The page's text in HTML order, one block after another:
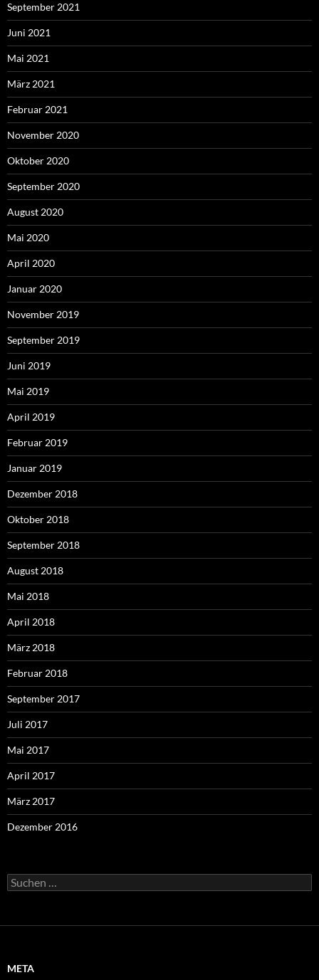
September 2021
Juni 2021
Mai 2021
März 2021
Februar 2021
November 2020
Oktober 2020
September 2020
August 2020
Mai 2020
April 2020
Januar 2020
November 2019
September 2019
Juni 2019
Mai 2019
April 2019
Februar 2019
Januar 2019
Dezember 2018
Oktober 2018
September 2018
August 2018
Mai 2018
April 2018
März 2018
Februar 2018
September 2017
Juli 2017
Mai 2017
April 2017
März 2017
Dezember 2016
Suchen
nach:
META